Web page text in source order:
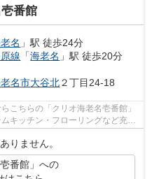
番館
名 」駅 徒歩24分
線 「海老名 」駅 徒歩20分
名市大谷北２丁目24-18
こちらの「クリオ海老名壱番館」
キッチン・フローリングなど充実
りません。
番館」への